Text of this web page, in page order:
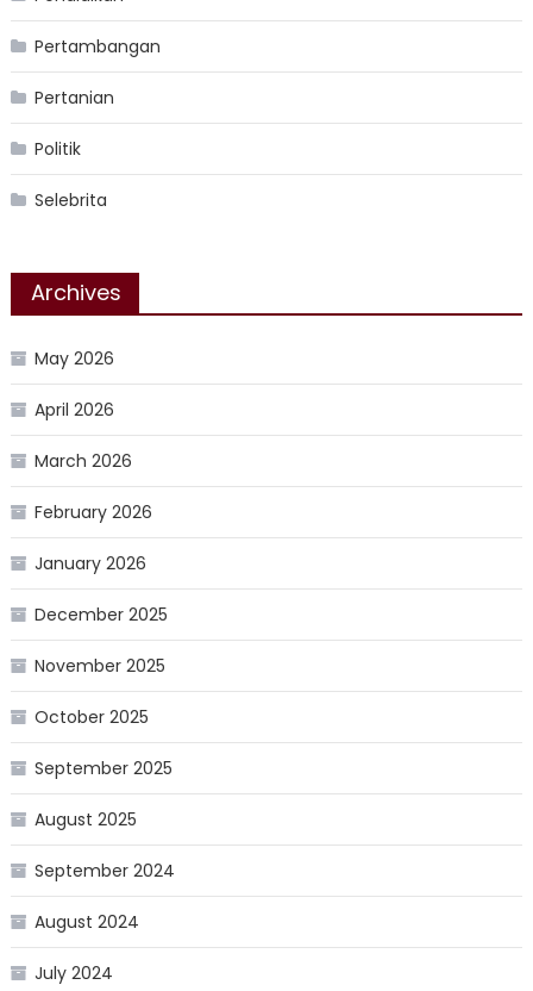
Pertambangan
Pertanian
Politik
Selebrita
Archives
May 2026
April 2026
March 2026
February 2026
January 2026
December 2025
November 2025
October 2025
September 2025
August 2025
September 2024
August 2024
July 2024